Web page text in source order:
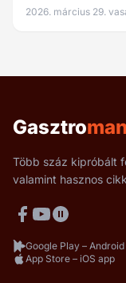
2026. március 29.
Gasztro
Több száz kipróbált
valamint hasznos
Google Play –
App Store – iOS app